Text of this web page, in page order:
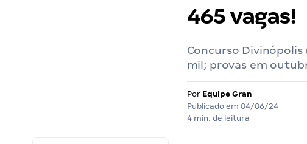
465 vagas!
Concurso
mil; provas em
Por Equipe Gran
Publicado em 04/06/24
4 min. de leitura